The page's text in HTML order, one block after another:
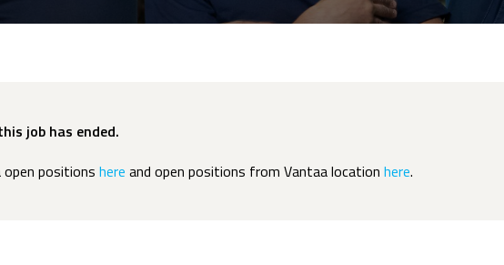
job has ended.
open positions here and open positions from Vantaa location here.